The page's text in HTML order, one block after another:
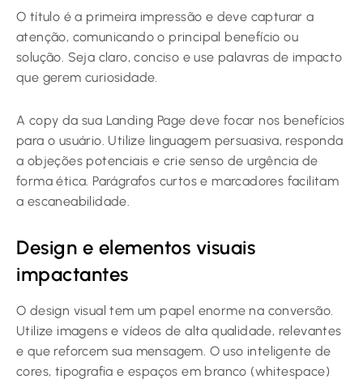
O título é a primeira impressão e deve capturar a
atenção, comunicando o principal benefício ou
solução. Seja claro, conciso e use palavras de impacto
que gerem curiosidade.
A copy da sua Landing Page deve focar nos benefícios
para o usuário. Utilize linguagem persuasiva, responda
a objeções potenciais e crie senso de urgência de
forma ética. Parágrafos curtos e marcadores facilitam
a escaneabilidade.
Design e elementos visuais
impactantes
O design visual tem um papel enorme na conversão.
Utilize imagens e vídeos de alta qualidade, relevantes
e que reforcem sua mensagem. O uso inteligente de
cores, tipografia e espaços em branco (whitespace)